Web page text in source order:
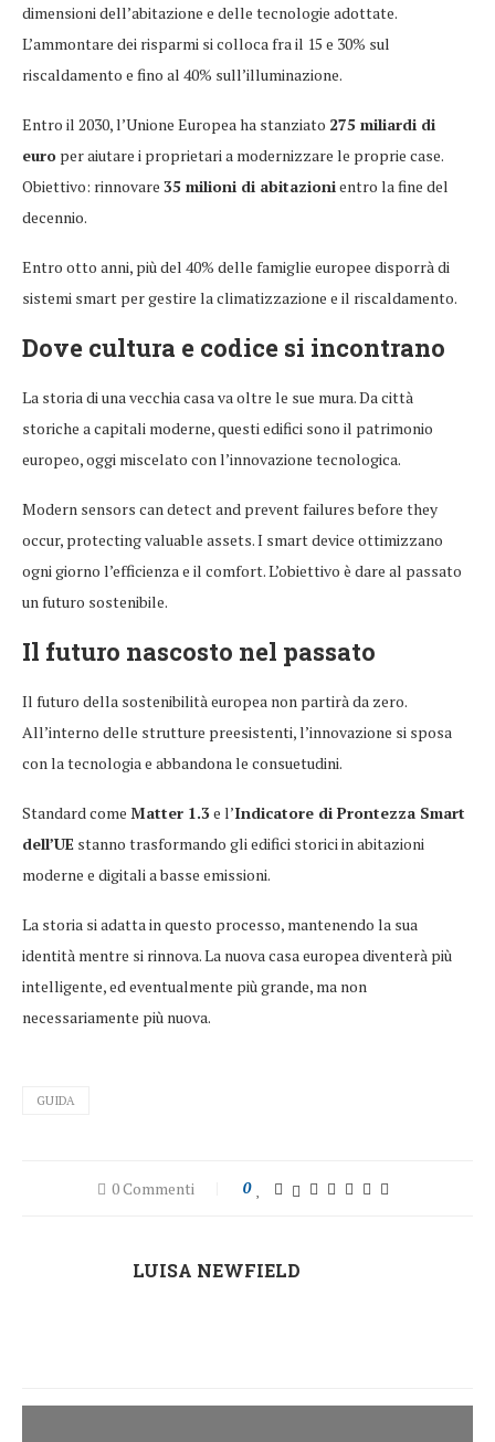
dimensioni dell’abitazione e delle tecnologie adottate.
L’ammontare dei risparmi si colloca fra il 15 e 30% sul
riscaldamento e fino al 40% sull’illuminazione.
Entro il 2030, l’Unione Europea ha stanziato 275 miliardi di
euro per aiutare i proprietari a modernizzare le proprie case.
Obiettivo: rinnovare 35 milioni di abitazionientro la fine del
decennio.
Entro otto anni, più del 40% delle famiglie europee disporrà di
sistemi smart per gestire la climatizzazione e il riscaldamento.
Dove cultura e codice si incontrano
La storia di una vecchia casa va oltre le sue mura. Da città
storiche a capitali moderne, questi edifici sono il patrimonio
europeo, oggi miscelato con l’innovazione tecnologica.
Modern sensors can detect and prevent failures before they
occur, protecting valuable assets. I smart device ottimizzano
ogni giorno l’efficienza e il comfort. L’obiettivo è dare al passato
un futuro sostenibile.
Il futuro nascosto nel passato
Il futuro della sostenibilità europea non partirà da zero.
All’interno delle strutture preesistenti, l’innovazione si sposa
con la tecnologia e abbandona le consuetudini.
Standard come Matter 1.3e l’Indicatore di Prontezza Smart
dell’UE stanno trasformando gli edifici storici in abitazioni
moderne e digitali a basse emissioni.
La storia si adatta in questo processo, mantenendo la sua
identità mentre si rinnova. La nuova casa europea diventerà più
intelligente, ed eventualmente più grande, ma non
necessariamente più nuova.
GUIDA
0 Commenti 0
LUISA NEWFIELD